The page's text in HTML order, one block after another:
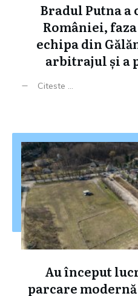
Bradul Putna a
României,
echipa din
arbitrajul și a
Citeste ...
Au început
parcare